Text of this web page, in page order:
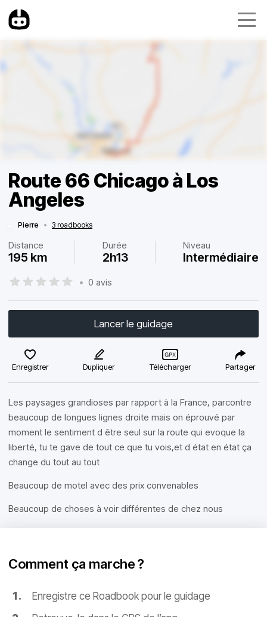
Route 66 Chicago à Los
Angeles
Pierre • 3 roadbooks
Distance
195 km
Durée
2h13
Niveau
Intermédiaire
• 0 avis
Lancer le guidage
Enregistrer Dupliquer Télécharger Partager
Les paysages grandioses par rapport à la France, parcontre
beaucoup de longues lignes droite mais on éprouvé par
moment le sentiment d être seul sur la route qui evoque la
liberté, tu te gave de tout ce que tu vois,et d état en état ça
change du tout au tout
Beaucoup de motel avec des prix convenables
Beaucoup de choses à voir différentes de chez nous
Comment ça marche ?
Enregistre ce Roadbook pour le guidage